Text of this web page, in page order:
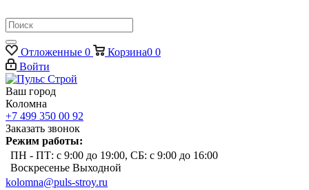
Отложенные 0 Корзина0 0
Войти
Ваш город
Коломна
+7 499 350 00 92
Заказать звонок
Режим работы:
ПН - ПТ: с 9:00 до 19:00, СБ: с 9:00 до 16:00
Воскресенье Выходной
kolomna@puls-stroy.ru